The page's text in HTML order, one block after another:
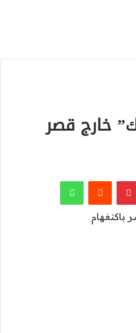
خارج قصر
بينتيريست واتساب